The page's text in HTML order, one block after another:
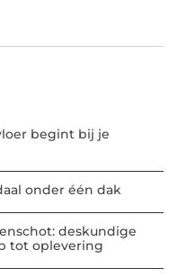
begint bij je
onder één dak
deskundige
tot oplevering